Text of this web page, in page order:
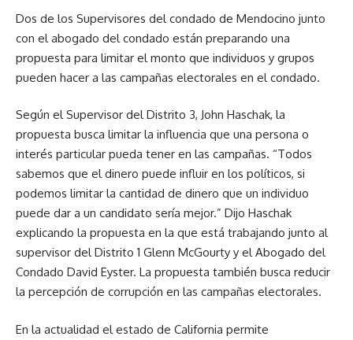
Dos de los Supervisores del condado de Mendocino junto
con el abogado del condado están preparando una
propuesta para limitar el monto que individuos y grupos
pueden hacer a las campañas electorales en el condado.
Según el Supervisor del Distrito 3, John Haschak, la
propuesta busca limitar la influencia que una persona o
interés particular pueda tener en las campañas. “Todos
sabemos que el dinero puede influir en los políticos, si
podemos limitar la cantidad de dinero que un individuo
puede dar a un candidato sería mejor.” Dijo Haschak
explicando la propuesta en la que está trabajando junto al
supervisor del Distrito 1 Glenn McGourty y el Abogado del
Condado David Eyster. La propuesta también busca reducir
la percepción de corrupción en las campañas electorales.
En la actualidad el estado de California permite